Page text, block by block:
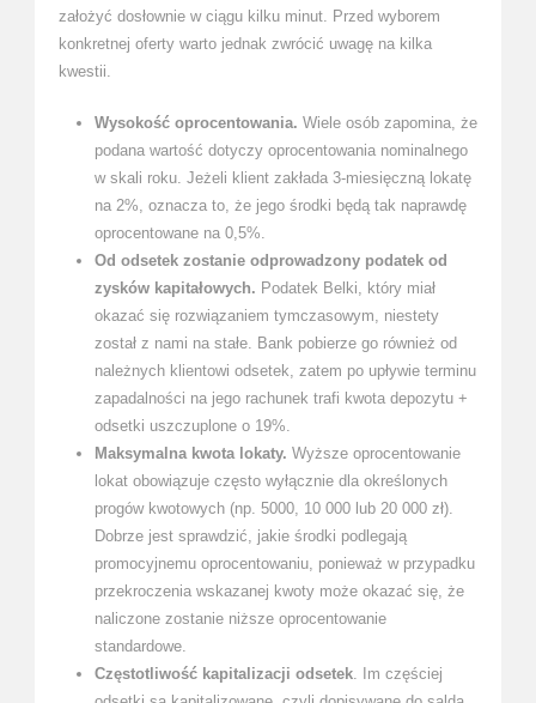
założyć dosłownie w ciągu kilku minut. Przed wyborem
konkretnej oferty warto jednak zwrócić uwagę na kilka
kwestii.
Wysokość oprocentowania. Wiele osób zapomina, że
podana wartość dotyczy oprocentowania nominalnego
w skali roku. Jeżeli klient zakłada 3-miesięczną lokatę
na 2%, oznacza to, że jego środki będą tak naprawdę
oprocentowane na 0,5%.
Od odsetek zostanie odprowadzony podatek od
zysków kapitałowych. Podatek Belki, który miał
okazać się rozwiązaniem tymczasowym, niestety
został z nami na stałe. Bank pobierze go również od
należnych klientowi odsetek, zatem po upływie terminu
zapadalności na jego rachunek trafi kwota depozytu +
odsetki uszczuplone o 19%.
Maksymalna kwota lokaty. Wyższe oprocentowanie
lokat obowiązuje często wyłącznie dla określonych
progów kwotowych (np. 5000, 10 000 lub 20 000 zł).
Dobrze jest sprawdzić, jakie środki podlegają
promocyjnemu oprocentowaniu, ponieważ w przypadku
przekroczenia wskazanej kwoty może okazać się, że
naliczone zostanie niższe oprocentowanie
standardowe.
Częstotliwość kapitalizacji odsetek. Im częściej